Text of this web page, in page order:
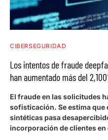
CIBERSEGURIDAD
Los intentos de fraude
han aumentado más del
El fraude en las solicitudes
sofisticación. Se estima que
sintéticas pasa
incorporación de clientes en